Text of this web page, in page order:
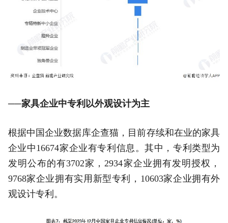
──家具企业中专利以外观设计为主
根据中国企业数据库企查猫，目前存续和在业的家具
企业中16674家企业有专利信息。其中，专利类型为
发明公布的有3702家，2934家企业拥有发明授权，
9768家企业拥有实用新型专利，10603家企业拥有外
观设计专利。